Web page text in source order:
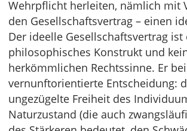
Wehrpflicht herleiten, nämlich mit
den Gesellschaftsvertrag – einen
Der ideelle Gesellschaftsvertrag ist
philosophisches Konstrukt und
herkömmlichen Rechtssinne. Er
vernunftorientierte Entscheidung:
ungezügelte Freiheit des
Naturzustand (die auch